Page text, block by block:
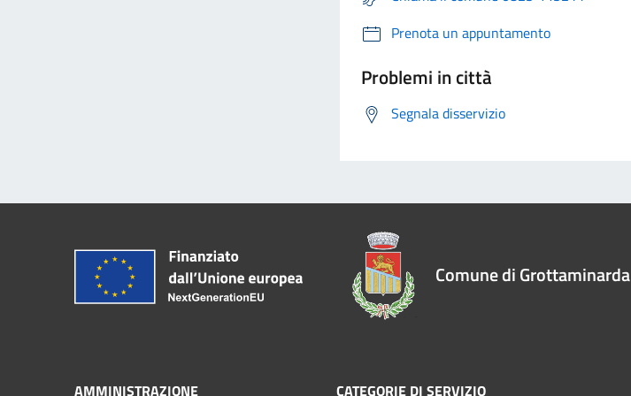
Prenota un appuntamento
Problemi in città
Segnala disservizio
Comune di Grottaminarda
AMMINISTRAZIONE CATEGORIE DI SERVIZIO